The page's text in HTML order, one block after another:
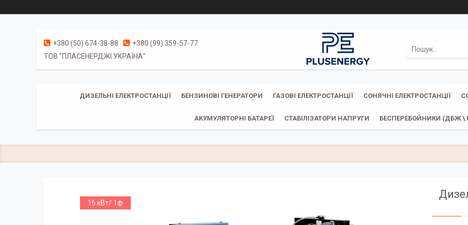
+380 (50) 674-38-88
+380 (99) 359-57-77
ТОВ "ПЛАСЕНЕРДЖІ УКРАЇНА"
ДИЗЕЛЬНІ ЕЛЕКТРОСТАНЦІЇ БЕНЗИНОВІ ГЕНЕРАТОРИ ГАЗОВІ ЕЛЕКТРОСТАНЦІЇ СОНЯЧНІ ЕЛЕКТРОСТАНЦІЇ
АКУМУЛЯТОРНІ БАТАРЕЇ СТАБІЛІЗАТОРИ НАПРУГИ БЕСПЕРЕБОЙНИКИ (ДБЖ \
16 кВт/ 1ф